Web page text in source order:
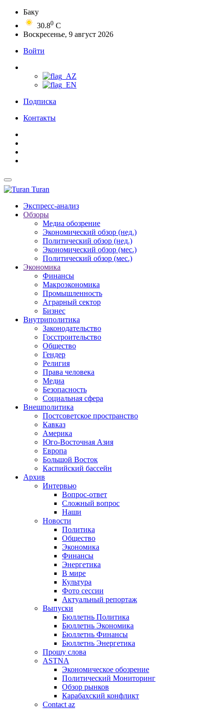
Баку
30.80 C
Воскресенье, 9 август 2026
Войти
Подписка
Контакты
Turan
Экспресс-анализ
Обзоры
Медиа обозрение
Экономический обзор (нед.)
Политический обзор (нед.)
Экономический обзор (мес.)
Политический обзор (мес.)
Экономика
Финансы
Макроэкономика
Промышленность
Аграрный сектор
Бизнес
Внутриполитика
Законодательство
Госстроительство
Общество
Гендер
Религия
Права человека
Медиа
Безопасность
Социальная сфера
Внешполитика
Постсоветское пространство
Кавказ
Америка
Юго-Восточная Азия
Европа
Большой Восток
Каспийский бассейн
Архив
Интервью
Вопрос-ответ
Сложный вопрос
Наши
Новости
Политика
Общество
Экономика
Финансы
Энергетика
В мире
Культура
Фото сессии
Актуальный репортаж
Выпуски
Бюллетнь Политика
Бюллетнь Экономика
Бюллетнь Финансы
Бюллетнь Энергетика
Прошу слова
ASTNA
Экономическое обозрение
Политический Мониторинг
Обзор рынков
Карабахский конфликт
Contact az